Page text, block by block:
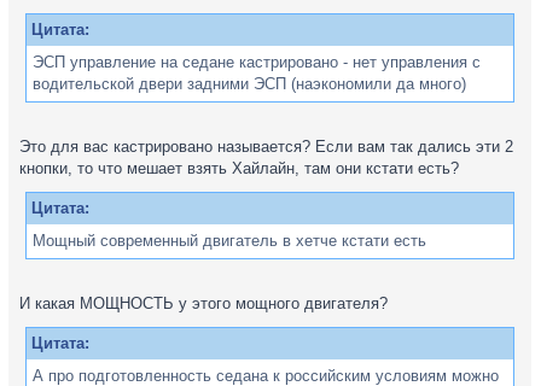
Цитата:
ЭСП управление на седане кастрировано - нет управления с
водительской двери задними ЭСП (наэкономили да много)
Это для вас кастрировано называется? Если вам так дались эти 2
кнопки, то что мешает взять Хайлайн, там они кстати есть?
Цитата:
Мощный современный двигатель в хетче кстати есть
И какая МОЩНОСТЬ у этого мощного двигателя?
Цитата:
А про подготовленность седана к российским условиям можно